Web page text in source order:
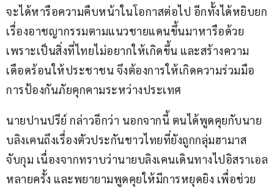
จะได้หารือความคืบหน้าในโอกาสต่อไป อีกทั้งได้หยิบยก
เรื่องอาชญากรรมตามแนวชายแดนขึ้นมาหารือด้วย
เพราะเป็นสิ่งที่ไทยไม่อยากให้เกิดขึ้น และสร้างความ
เดือดร้อนให้ประชาชน จึงต้องการให้เกิดความร่วมมือ
การป้องกันภัยคุกคามระหว่างประเทศ
นายปานปรีย์ กล่าวอีกว่า นอกจากนี้ ตนได้พูดคุยกับนาย
บลิงเคนถึงเรื่องตัวประกันชาวไทยที่ยังถูกกลุ่มฮามาส
จับกุม เนื่องจากทราบว่านายบลิงเคนเดินทางไปอิสราเอล
หลายครั้ง และพยายามพูดคุยให้มีการหยุดยิง เพื่อช่วย